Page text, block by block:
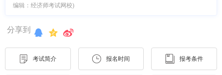
编辑：经济师考试网校)
分享到
考试简介 报名时间 报考条件